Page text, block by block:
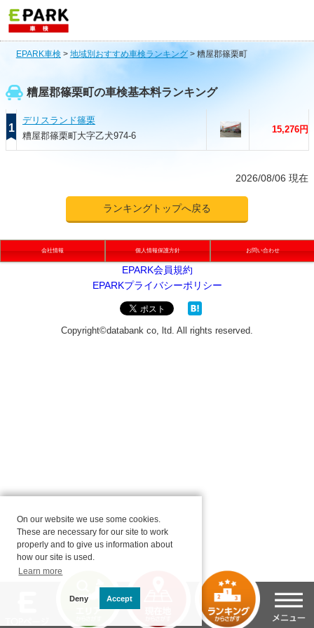
EPARK車検 > 地域別おすすめ車検ランキング> 糟屋郡篠栗町
糟屋郡篠栗町の車検基本料ランキング
1
デリスランド篠栗
糟屋郡篠栗町大字乙犬974-6
15,276円
2026/08/06 現在
ランキングトップへ戻る
会社情報 個人情報保護方針 お問い合わせ
On our website we use some cookies.
These are necessary for our site to work
properly and to give us information about
how our site is used.
Learn more
Deny Accept